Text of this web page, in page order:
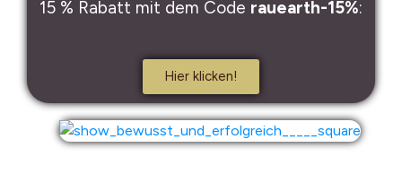
15 % Rabatt mit dem Code rauearth-15%:
Hier klicken!